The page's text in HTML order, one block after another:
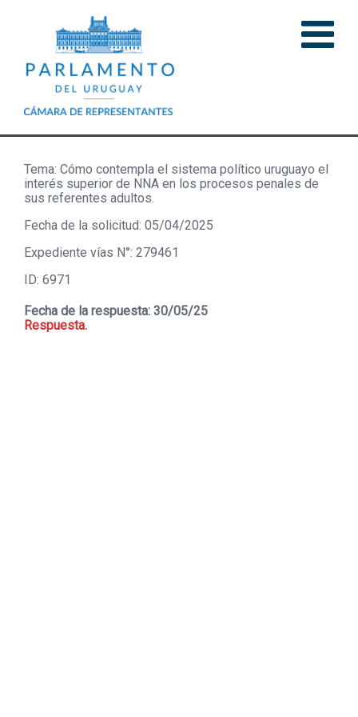
Tema: Cómo contempla el sistema político uruguayo el
interés superior de NNA en los procesos penales de
sus referentes adultos.
Fecha de la solicitud: 05/04/2025
Expediente vías N°: 279461
ID: 6971
Fecha de la respuesta: 30/05/25
Respuesta.